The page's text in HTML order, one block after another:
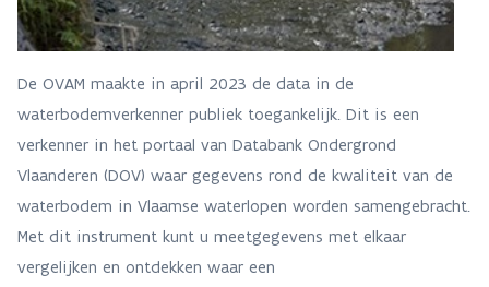
De OVAM maakte in april 2023 de data in de
waterbodemverkenner publiek toegankelijk. Dit is een
verkenner in het portaal van Databank Ondergrond
Vlaanderen (DOV) waar gegevens rond de kwaliteit van de
waterbodem in Vlaamse waterlopen worden samengebracht.
Met dit instrument kunt u meetgegevens met elkaar
vergelijken en ontdekken waar een